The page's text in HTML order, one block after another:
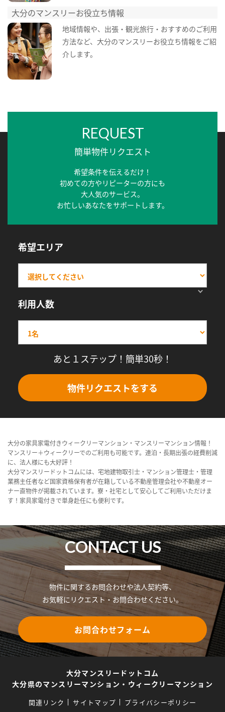
大分のマンスリーお役立ち情報
地域情報や、出張・観光旅行・おすすめのご利用
方法など、大分のマンスリーお役立ち情報をご紹
介します。
REQUEST
簡単物件リクエスト
希望条件を伝えるだけ！
初めての方やリピーターの方にも
大人気のサービス。
お忙しいあなたをサポートします。
希望エリア
利用人数
あと１ステップ！簡単30秒！
物件リクエストをする
大分の家具家電付きウィークリーマンション・マンスリーマンション情報！
マンスリー＋ウィークリーでのご利用も可能です。連泊・長期出張の経費削減
に、法人様にも大好評！
大分マンスリードットコムには、宅地建物取引士・マンション管理士・管理
業務主任者など国家資格保有者が在籍している不動産管理会社や不動産オー
ナー直物件が掲載されています。寮・社宅として安心してご利用いただけま
す！家具家電付きで単身赴任にも便利です。
CONTACT US
物件に関するお問合わせや法人契約等、
お気軽にリクエスト・お問合わせください。
お問合わせフォーム
大分マンスリードットコム
大分県のマンスリーマンション・ウィークリーマンション
関連リンク サイトマップ
プライバシーポリシー